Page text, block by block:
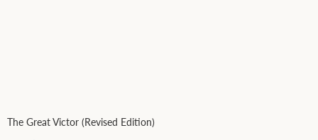
The Great Victor (Revised Edition)